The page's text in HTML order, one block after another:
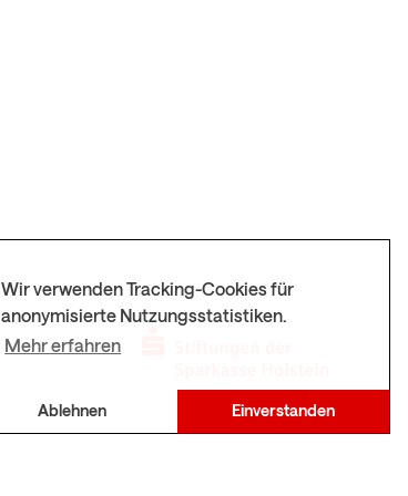
Wir verwenden Tracking-Cookies für
anonymisierte Nutzungsstatistiken.
Mehr erfahren
Ablehnen Einverstanden